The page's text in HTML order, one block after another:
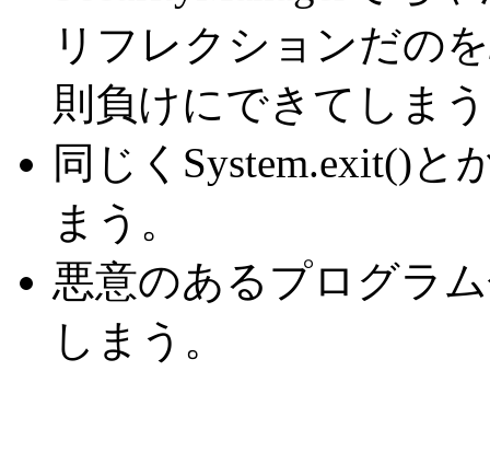
リフレクションだの
則負けにできてしま
同じくSystem.exit()
まう。
悪意のあるプログラ
しまう。